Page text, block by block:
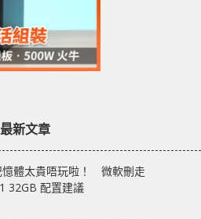
最新文章
憶體太貴唔玩啦！ 微軟刪走
32GB 配置建議